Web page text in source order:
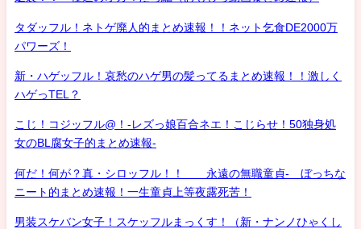
タダッフル！ネトゲ廃人的まとめ速報！！ネット乞食DE2000万
パワーズ！
新・ハゲッフル！哀愁のハゲ男の髪ってるまとめ速報！！激しく
ハゲっTEL？
こじ！コジッフル@！-レズっ娘百合ネエ！こじらせ！50独身処
女のBL腐女子的まとめ速報-
何だ！何が？真・シロッフル！！ 永遠の無職童貞- ぼっちな
ニート的まとめ速報！一生童貞上等夜露死苦！
男装スケバン女子！スケッフルまっくす！（新・ナンノひゃくし